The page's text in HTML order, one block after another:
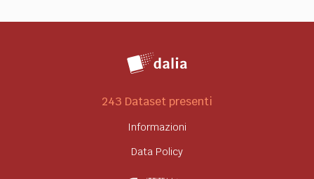
243 Dataset presenti
Informazioni
Data Policy